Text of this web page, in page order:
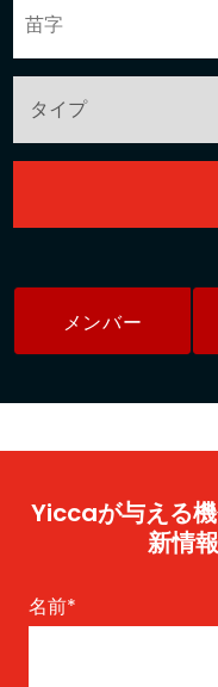
メンバー
Yiccaが与える
新情
名前*